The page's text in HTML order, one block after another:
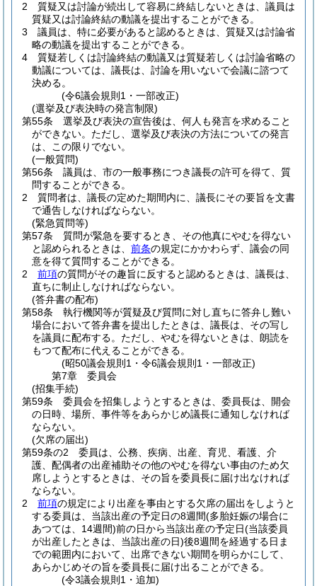
2
質疑又は討論が続出して容易に終結しないときは、議員は
質疑又は討論終結の動議を提出することができる。
3
議員は、特に必要があると認めるときは、質疑又は討論省
略の動議を提出することができる。
4
質疑若しくは討論終結の動議又は質疑若しくは討論省略の
動議については、議長は、討論を用いないで会議に諮つて
決める。
(令6議会規則1・一部改正)
(選挙及び表決時の発言制限)
第55条
選挙及び表決の宣告後は、何人も発言を求めること
ができない。 ただし、選挙及び表決の方法についての発言
は、この限りでない。
(一般質問)
第56条
議員は、市の一般事務につき議長の許可を得て、質
問することができる。
2
質問者は、議長の定めた期間内に、議長にその要旨を文書
で通告しなければならない。
(緊急質問等)
第57条
質問が緊急を要するとき、その他真にやむを得ない
と認められるときは、 前条の規定にかかわらず、議会の同
意を得て質問することができる。
2
前項の質問がその趣旨に反すると認めるときは、議長は、
直ちに制止しなければならない。
(答弁書の配布)
第58条
執行機関等が質疑及び質問に対し直ちに答弁し難い
場合において答弁書を提出したときは、議長は、その写し
を議員に配布する。 ただし、やむを得ないときは、朗読を
もつて配布に代えることができる。
(昭50議会規則1・令6議会規則1・一部改正)
第7章
委員会
(招集手続)
第59条
委員会を招集しようとするときは、委員長は、開会
の日時、場所、事件等をあらかじめ議長に通知しなければ
ならない。
(欠席の届出)
第59条の2
委員は、公務、疾病、出産、育児、看護、介
護、配偶者の出産補助その他のやむを得ない事由のため欠
席しようとするときは、その旨を委員長に届け出なければ
ならない。
2
前項の規定により出産を事由とする欠席の届出をしようと
する委員は、当該出産の予定日の8週間(多胎妊娠の場合に
あつては、14週間)前の日から当該出産の予定日(当該委員
が出産したときは、当該出産の日)後8週間を経過する日ま
での範囲内において、出席できない期間を明らかにして、
あらかじめその旨を委員長に届け出ることができる。
(令3議会規則1・追加)